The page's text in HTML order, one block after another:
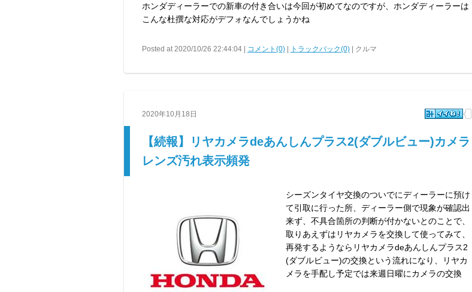
ホンダディーラーでの新車の付き合いは今回が初めてなのですが、ホンダディーラーは
こんな杜撰な対応がデフォなんでしょうかね
Posted at 2020/10/26 22:44:04 | コメント(0) トラックバック(0) | クルマ
2020年10月18日
【続報】リヤカメラdeあんしんプラス2(ダブルビュー)カメラ
レンズ汚れ表示頻発
シーズンタイヤ交換のついでにディーラーに預け
て引取に行った所、ディーラー側で現象が確認出
来ず、不具合箇所の判断が付かないとのことで、
取りあえずはリヤカメラを交換して使ってみて、
再発するようならリヤカメラdeあんしんプラス2
(ダブルビュー)の交換という流れになり、リヤカ
メラを手配し予定では来週日曜にカメラの交換